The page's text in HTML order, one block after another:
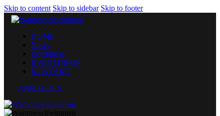
Skip to content Skip to sidebar Skip to footer
HOME
News
Ergebnisse
EVENTINFOS
KONTAKT
ANMELDEN